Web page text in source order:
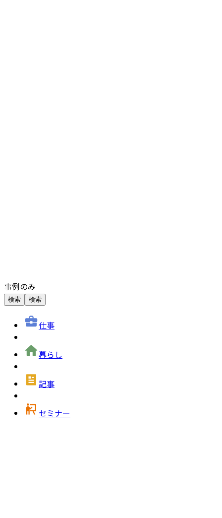
事例のみ
検索 検索
仕事
暮らし
記事
セミナー